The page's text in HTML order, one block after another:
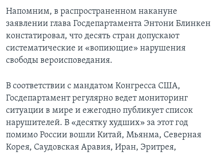
Напомним, в распространенном накануне
заявлении глава Госдепартамента Энтони Блинкен
констатировал, что десять стран допускают
систематические и «вопиющие» нарушения
свободы вероисповедания.
В соответствии с мандатом Конгресса США,
Госдепартамент регулярно ведет мониторинг
ситуации в мире и ежегодно публикует список
нарушителей. В «десятку худших» за этот год
помимо России вошли Китай, Мьянма, Северная
Корея, Саудовская Аравия, Иран, Эритрея,